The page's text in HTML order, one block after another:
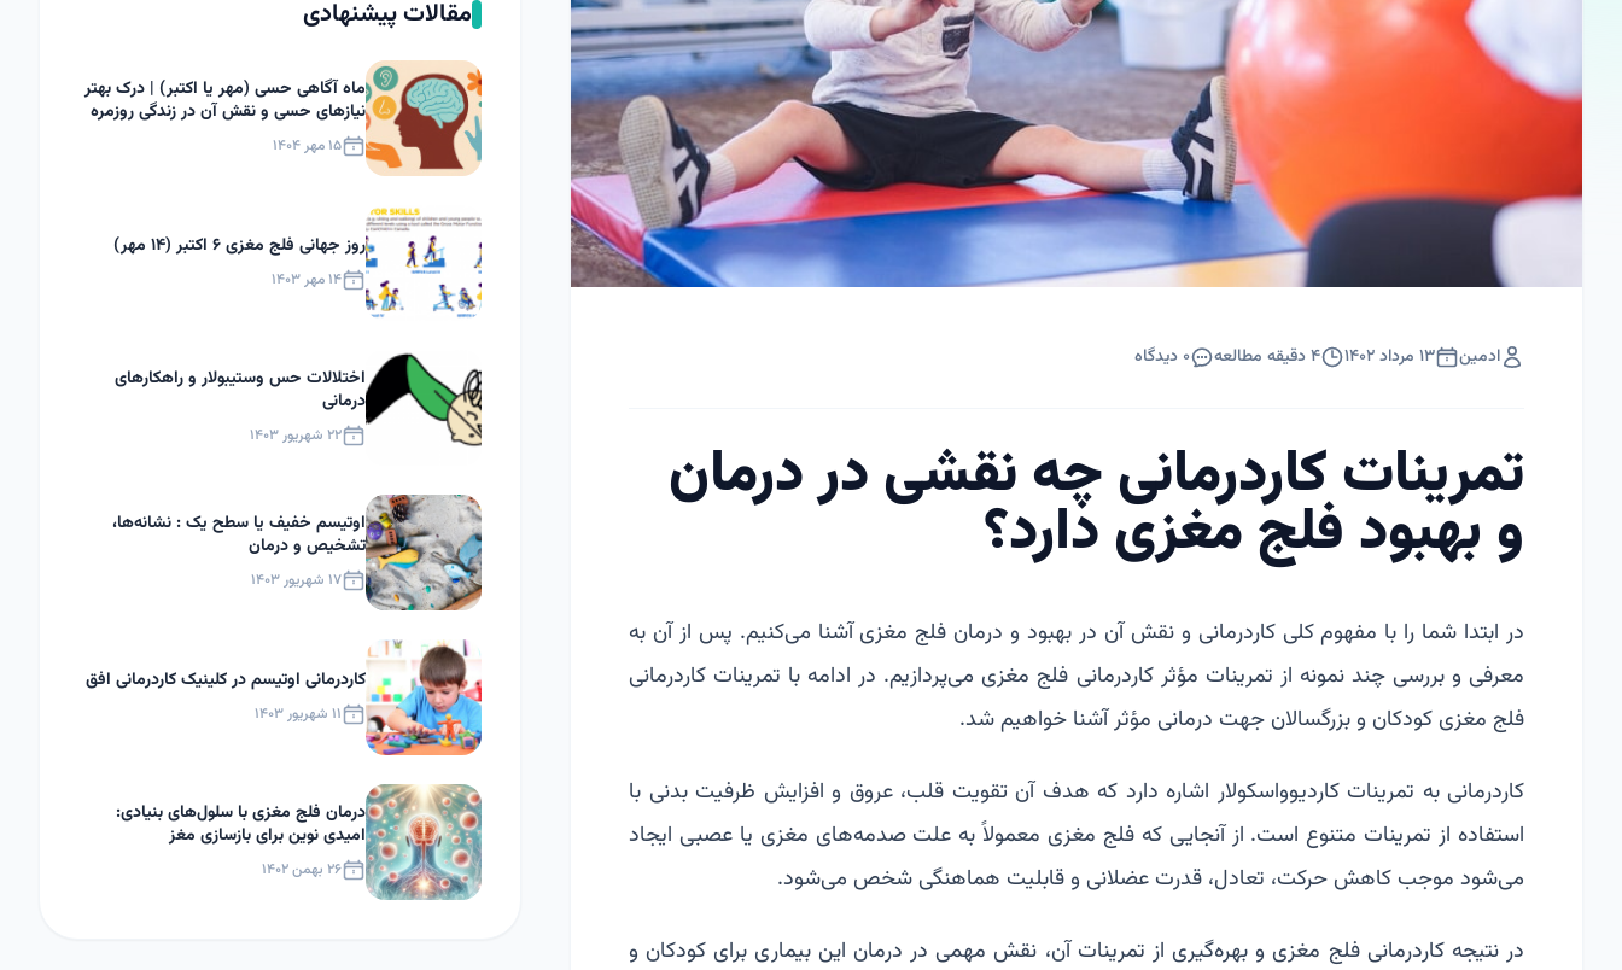
ادمین ۱۳ مرداد ۱۴۰۲ ۴ دقیقه مطالعه ۰ دیدگاه
تمرینات کاردرمانی چه نقشی در درمان
و بهبود فلج مغزی دارد؟
در ابتدا شما را با مفهوم کلی کاردرمانی و نقش آن در بهبود و درمان فلج مغزی آشنا می‌کنیم. پس از آن به
معرفی و بررسی چند نمونه از تمرینات مؤثر کاردرمانی فلج مغزی می‌پردازیم. در ادامه با تمرینات کاردرمانی
فلج مغزی کودکان و بزرگسالان جهت درمانی مؤثر آشنا خواهیم شد.
کاردرمانی به تمرینات کاردیوواسکولار اشاره دارد که هدف آن تقویت قلب، عروق و افزایش ظرفیت بدنی با
استفاده از تمرینات متنوع است. از آنجایی که فلج مغزی معمولاً به علت صدمه‌های مغزی یا عصبی ایجاد
می‌شود موجب کاهش حرکت، تعادل، قدرت عضلانی و قابلیت هماهنگی شخص می‌شود.
در نتیجه کاردرمانی فلج مغزی و بهره‌گیری از تمرینات آن، نقش مهمی در درمان این بیماری برای کودکان و
مقالات پیشنهادی
ماه آگاهی حسی (مهر یا اکتبر) | درک بهتر
نیازهای حسی و نقش آن در زندگی روزمره
۱۵ مهر ۱۴۰۴
روز جهانی فلج مغزی ۶ اکتبر (۱۴ مهر)
۱۴ مهر ۱۴۰۳
اختلالات حس وستیبولار و راهکارهای
درمانی
۲۲ شهریور ۱۴۰۳
اوتیسم خفیف یا سطح یک : نشانه‌ها،
تشخیص و درمان
۱۷ شهریور ۱۴۰۳
کاردرمانی اوتیسم در کلینیک کاردرمانی افق
۱۱ شهریور ۱۴۰۳
درمان فلج مغزی با سلول‌های بنیادی:
امیدی نوین برای بازسازی مغز
۲۶ بهمن ۱۴۰۲